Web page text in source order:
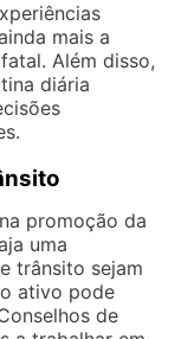
mais a
Além disso,
diária
promoção da
uma
trânsito sejam
ativo pode
de